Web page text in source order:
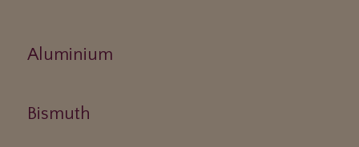
Aluminium
Bismuth